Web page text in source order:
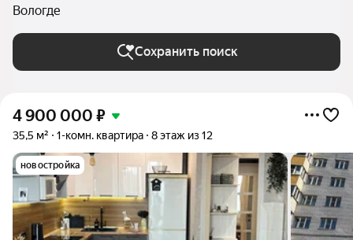
Вологде
Сохранить поиск
4 900 000 ₽
35,5 м² 1-комн. квартира 8 этаж из 12
новостройка